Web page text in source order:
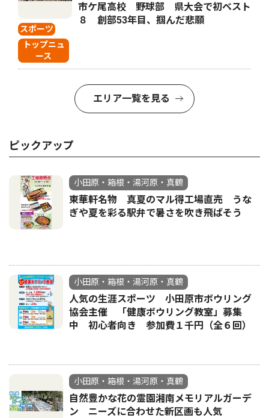
スポーツ
トップニュ
ース
市ケ尾高校 野球部 県大会で初ベスト
８ 創部53年目、掴んだ悲願
エリア一覧を見る
ピックアップ
小田原・箱根・湯河原・真鶴
東華軒名物 真夏のマル得工場直売 うな
ぎや夏を彩る駅弁で暑さを吹き飛ばそう
小田原・箱根・湯河原・真鶴
人気の生涯スポーツ 小田原市ボウリング
協会主催 「健康ボウリング教室」募集
中 初心者向き 参加費１千円（全６回）
小田原・箱根・湯河原・真鶴
自然豊かな花の霊園湘南メモリアルガーデ
ン ニーズに合わせた新区画も人気